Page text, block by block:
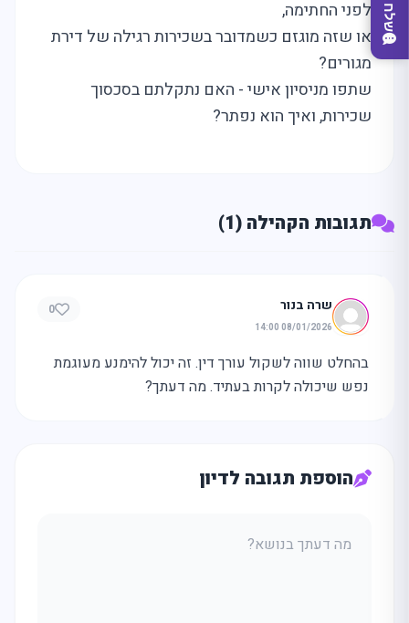
לפני החתימה,
או שזה מוגזם כשמדובר בשכירות רגילה של דירת
מגורים?
שתפו מניסיון אישי - האם נתקלתם בסכסוך
שכירות, ואיך הוא נפתר?
תגובות הקהילה (1)
שרה בנור
08/01/2026 14:00
0
בהחלט שווה לשקול עורך דין. זה יכול להימנע מעוגמת
נפש שיכולה לקרות בעתיד. מה דעתך?
הוספת תגובה לדיון